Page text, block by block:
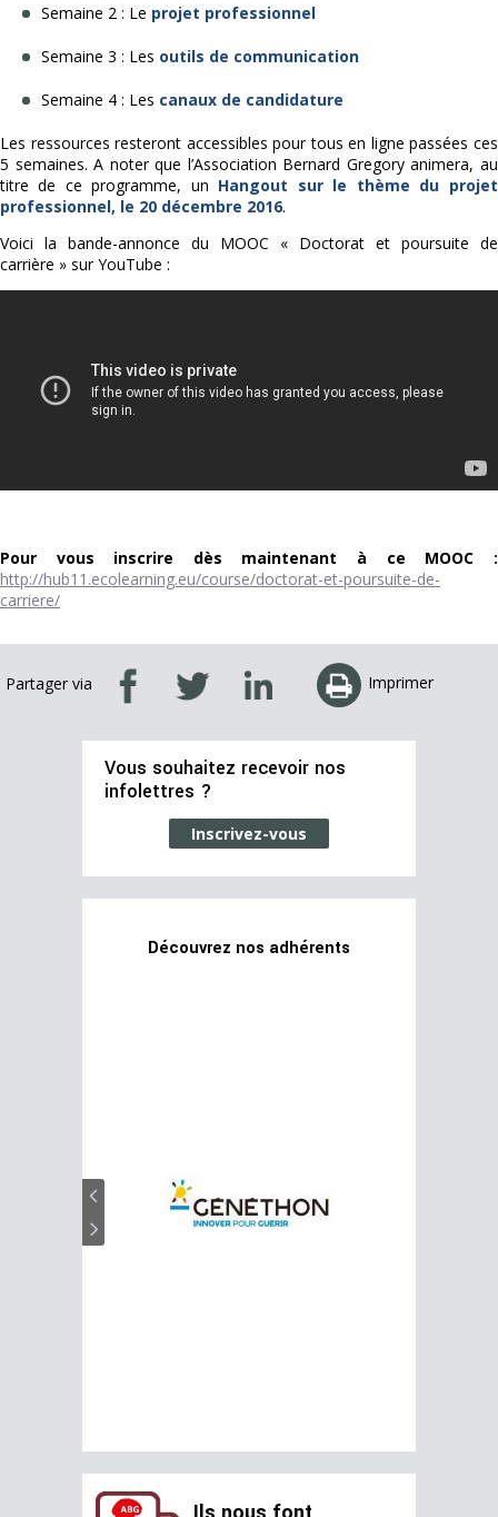
Semaine 2 : Le projet professionnel
Semaine 3 : Les outils de communication
Semaine 4 : Les canaux de candidature
Les ressources resteront accessibles pour tous en ligne passées ces
5 semaines. A noter que l’Association Bernard Gregory animera, au
titre de ce programme, un Hangout sur le thème du projet
professionnel, le 20 décembre 2016.
Voici la bande-annonce du MOOC « Doctorat et poursuite de
carrière » sur YouTube :
Pour vous inscrire dès maintenant à ce MOOC :
http://hub11.ecolearning.eu/course/doctorat-et-poursuite-de-
carriere/
Partager via Imprimer
Vous souhaitez recevoir nos
infolettres ?
Inscrivez-vous
Découvrez nos adhérents